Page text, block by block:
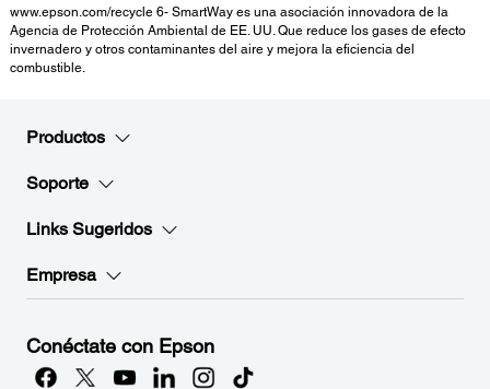
www.epson.com/recycle 6- SmartWay es una asociación innovadora de la
Agencia de Protección Ambiental de EE. UU. Que reduce los gases de efecto
invernadero y otros contaminantes del aire y mejora la eficiencia del
combustible.
Productos
Soporte
Links Sugeridos
Empresa
Conéctate con Epson